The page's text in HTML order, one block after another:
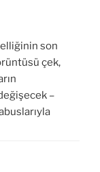
son
çek,
–